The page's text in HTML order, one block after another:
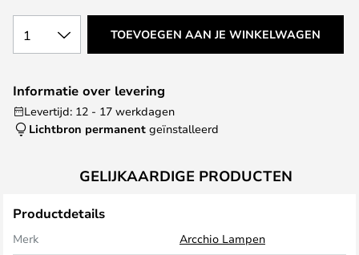
1 TOEVOEGEN AAN JE WINKELWAGEN
Informatie over levering
Levertijd: 12 - 17 werkdagen
Lichtbron permanent geïnstalleerd
GELIJKAARDIGE PRODUCTEN
Productdetails
Merk
Arcchio Lampen